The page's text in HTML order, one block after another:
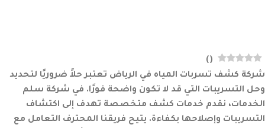
(
)
شركة كشف تسربات المياه في الرياض تعتبر حلاً ضروريًا لتحديد
وحل التسريبات التي قد لا تكون واضحة فورًا. في شركة سلم
الخدمات، نقدم خدمات كشف متخصصة تهدف إلى اكتشاف
التسريبات وإصلاحها بكفاءة. يتيح فريقنا المحترف التعامل مع